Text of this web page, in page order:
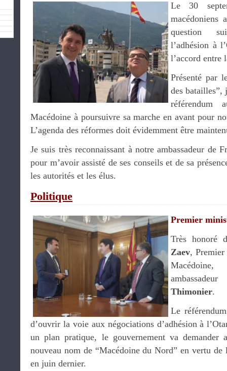
Le 30
macédoniens
question
l’adhésion à
l’accord entre
Présenté par
des batailles”,
référendum
Macédoine à poursuivre sa marche en avant pour
L’agenda des réformes doit évidemment être
Je suis très reconnaissant à notre ambassadeur de
pour m’avoir assisté de ses conseils et de sa
les autorités et les élus.
Politique
Premier
Très honoré
Zaev,
Thimonier.
Le
d’ouvrir la voie aux négociations d’adhésion à
un plan pratique, le gouvernement va demander
nouveau nom de “Macédoine du Nord” en vertu de
en juin dernier.